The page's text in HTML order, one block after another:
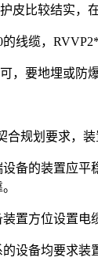
皮比较结实，
线缆，
，要地埋或防
合规划要求，
备的装置应
置方位设置电
设备均要求